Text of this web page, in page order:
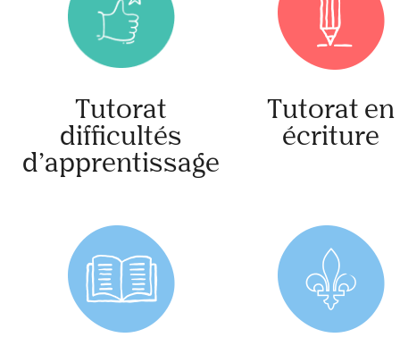
Tutorat
difficultés
d’apprentissage
Tutorat en
écriture